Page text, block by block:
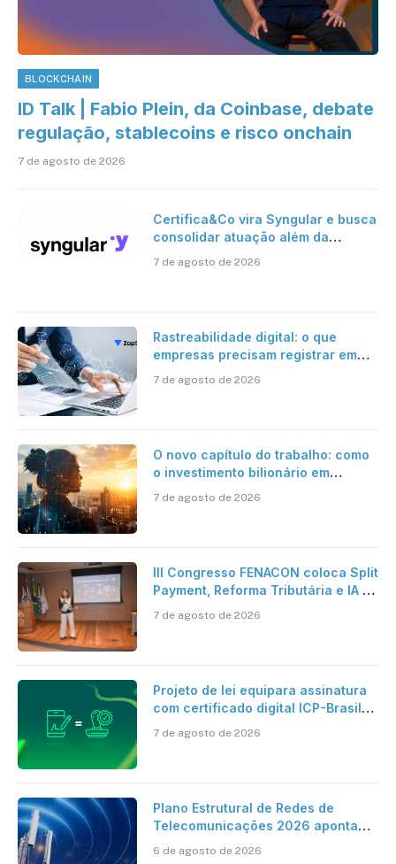
BLOCKCHAIN
ID Talk | Fabio Plein, da Coinbase, debate
regulação, stablecoins e risco onchain
7 de agosto de 2026
Certifica&Co vira Syngular e busca
consolidar atuação além da
7 de agosto de 2026
Rastreabilidade digital: o que
empresas precisam registrar em
7 de agosto de 2026
O novo capítulo do trabalho: como
o investimento bilionário em
verdadeira era da inteligência
7 de agosto de 2026
III Congresso FENACON coloca Split
Payment, Reforma Tributária e IA no
7 de agosto de 2026
Projeto de lei equipara assinatura
com certificado digital ICP-Brasil
cartório
7 de agosto de 2026
Plano Estrutural de Redes de
Telecomunicações 2026 aponta
mantém desafio
6 de agosto de 2026